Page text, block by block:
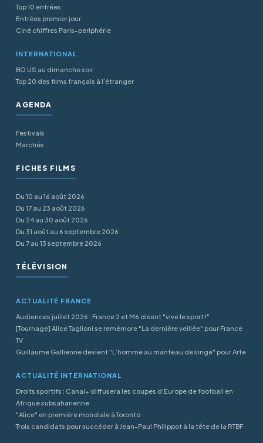
Top 10 entrées
Entrées premier jour
Ciné chiffres Paris-periphérie
INTERNATIONAL
BO US au dimanche soir
Top 20 des films français à l’étranger
AGENDA
Festivals
Marchés
FICHES FILMS
Du 10 au 16 août 2026
Du 17 au 23 août 2026
Du 24 au 30 août 2026
Du 31 août au 6 septembre 2026
Du 7 au 13 septembre 2026
TÉLÉVISION
ACTUALITÉ FRANCE
Audiences juillet 2026 : France 2 et M6 disent "vive le sport !"
[Tournage] Alice Taglioni se remémore "La dernière veillée" pour France
TV
Guillaume Gallienne devient "L’homme au manteau de singe" pour Arte
ACTUALITÉ INTERNATIONAL
Droits sportifs : Canal+ diffusera les coupes d’Europe de football en
Afrique subsaharienne
"Alice" en première mondiale à Toronto
Trois candidats pour succéder à Jean-Paul Philippot à la tête de la RTBF